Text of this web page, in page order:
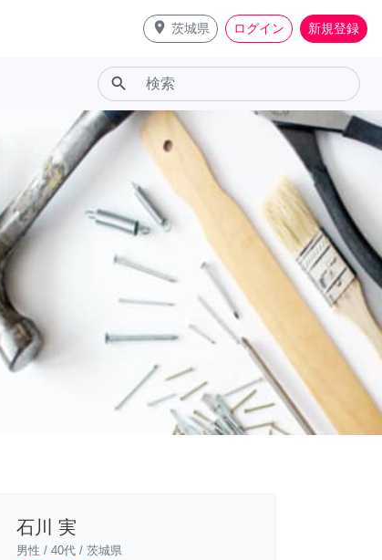
place 茨城県 ログイン 新規登録
search
石川 実
男性 / 40代/ 茨城県